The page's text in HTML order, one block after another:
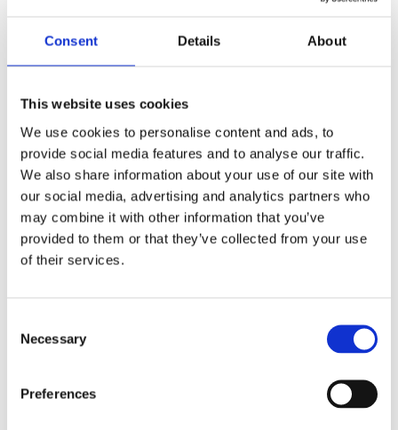
Consent Details About
This website uses cookies
We use cookies to personalise content and ads, to
provide social media features and to analyse our traffic.
We also share information about your use of our site with
our social media, advertising and analytics partners who
may combine it with other information that you’ve
provided to them or that they’ve collected from your use
of their services.
Selection
Necessary
Preferences
Kjøp produkt uten print
Ekstra informasjon
Send forespørsel om produkt med print
Dekorasjonsalternativer
Dekorasjonpriser
På lager
På
lager
23"